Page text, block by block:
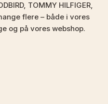
TOMMY HILFIGER,
flere – både i vores
og på vores webshop.